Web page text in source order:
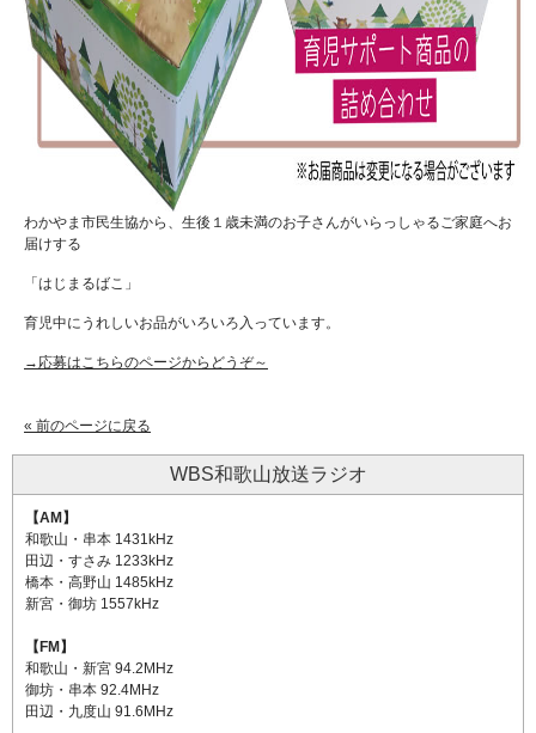
わかやま市民生協から、生後１歳未満のお子さんがいらっしゃるご家庭へお
届けする
「はじまるばこ」
育児中にうれしいお品がいろいろ入っています。
→応募はこちらのページからどうぞ～
« 前のページに戻る
WBS和歌山放送ラジオ
【AM】
和歌山・串本 1431kHz
田辺・すさみ 1233kHz
橋本・高野山 1485kHz
新宮・御坊 1557kHz
【FM】
和歌山・新宮 94.2MHz
御坊・串本 92.4MHz
田辺・九度山 91.6MHz